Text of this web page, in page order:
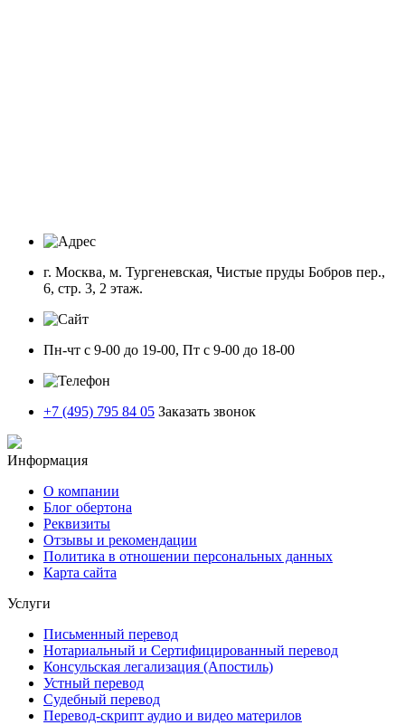
г. Москва, м. Тургеневская, Чистые пруды Бобров пер.,
6, стр. 3, 2 этаж.
Пн-чт с 9-00 до 19-00, Пт с 9-00 до 18-00
+7 (495) 795 84 05 Заказать звонок
Информация
О компании
Блог обертона
Реквизиты
Отзывы и рекомендации
Политика в отношении персональных данных
Карта сайта
Услуги
Письменный перевод
Нотариальный и Сертифицированный перевод
Консульская легализация (Апостиль)
Устный перевод
Судебный перевод
Перевод-скрипт аудио и видео материлов